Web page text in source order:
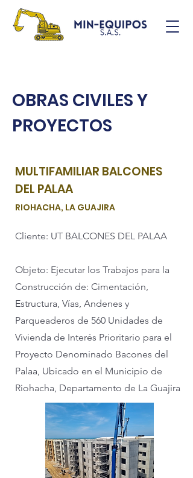
OBRAS CIVILES Y
PROYECTOS
MULTIFAMILIAR BALCONES
DEL PALAA
RIOHACHA, LA GUAJIRA
Cliente: UT BALCONES DEL PALAA
Objeto: Ejecutar los Trabajos para la
Construcción de: Cimentación,
Estructura, Vías, Andenes y
Parqueaderos de 560 Unidades de
Vivienda de Interés Prioritario para el
Proyecto Denominado Bacones del
Palaa, Ubicado en el Municipio de
Riohacha, Departamento de La Guajira